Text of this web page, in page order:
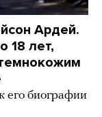
Ардей.
18 лет,
его биографии